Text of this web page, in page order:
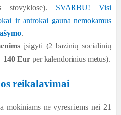
stovyklose). SVARBU!Visi
ir antrokai gauna nemokamus
.
įsigyti (2 bazinių socialinių
140 Eur per kalendorinius metus).
reikalavimai
mokiniams ne vyresniems nei 21